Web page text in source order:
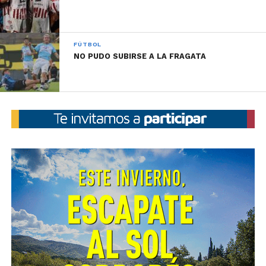
este campeonato, frente a Estudiantes en Río Cuarto,
aún sin fecha ni horario definido.
FÚTBOL
NO PUDO SUBIRSE A LA FRAGATA